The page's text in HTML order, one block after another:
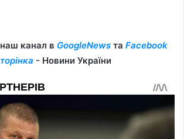
канал в GoogleNews та Facebook
- Новини України